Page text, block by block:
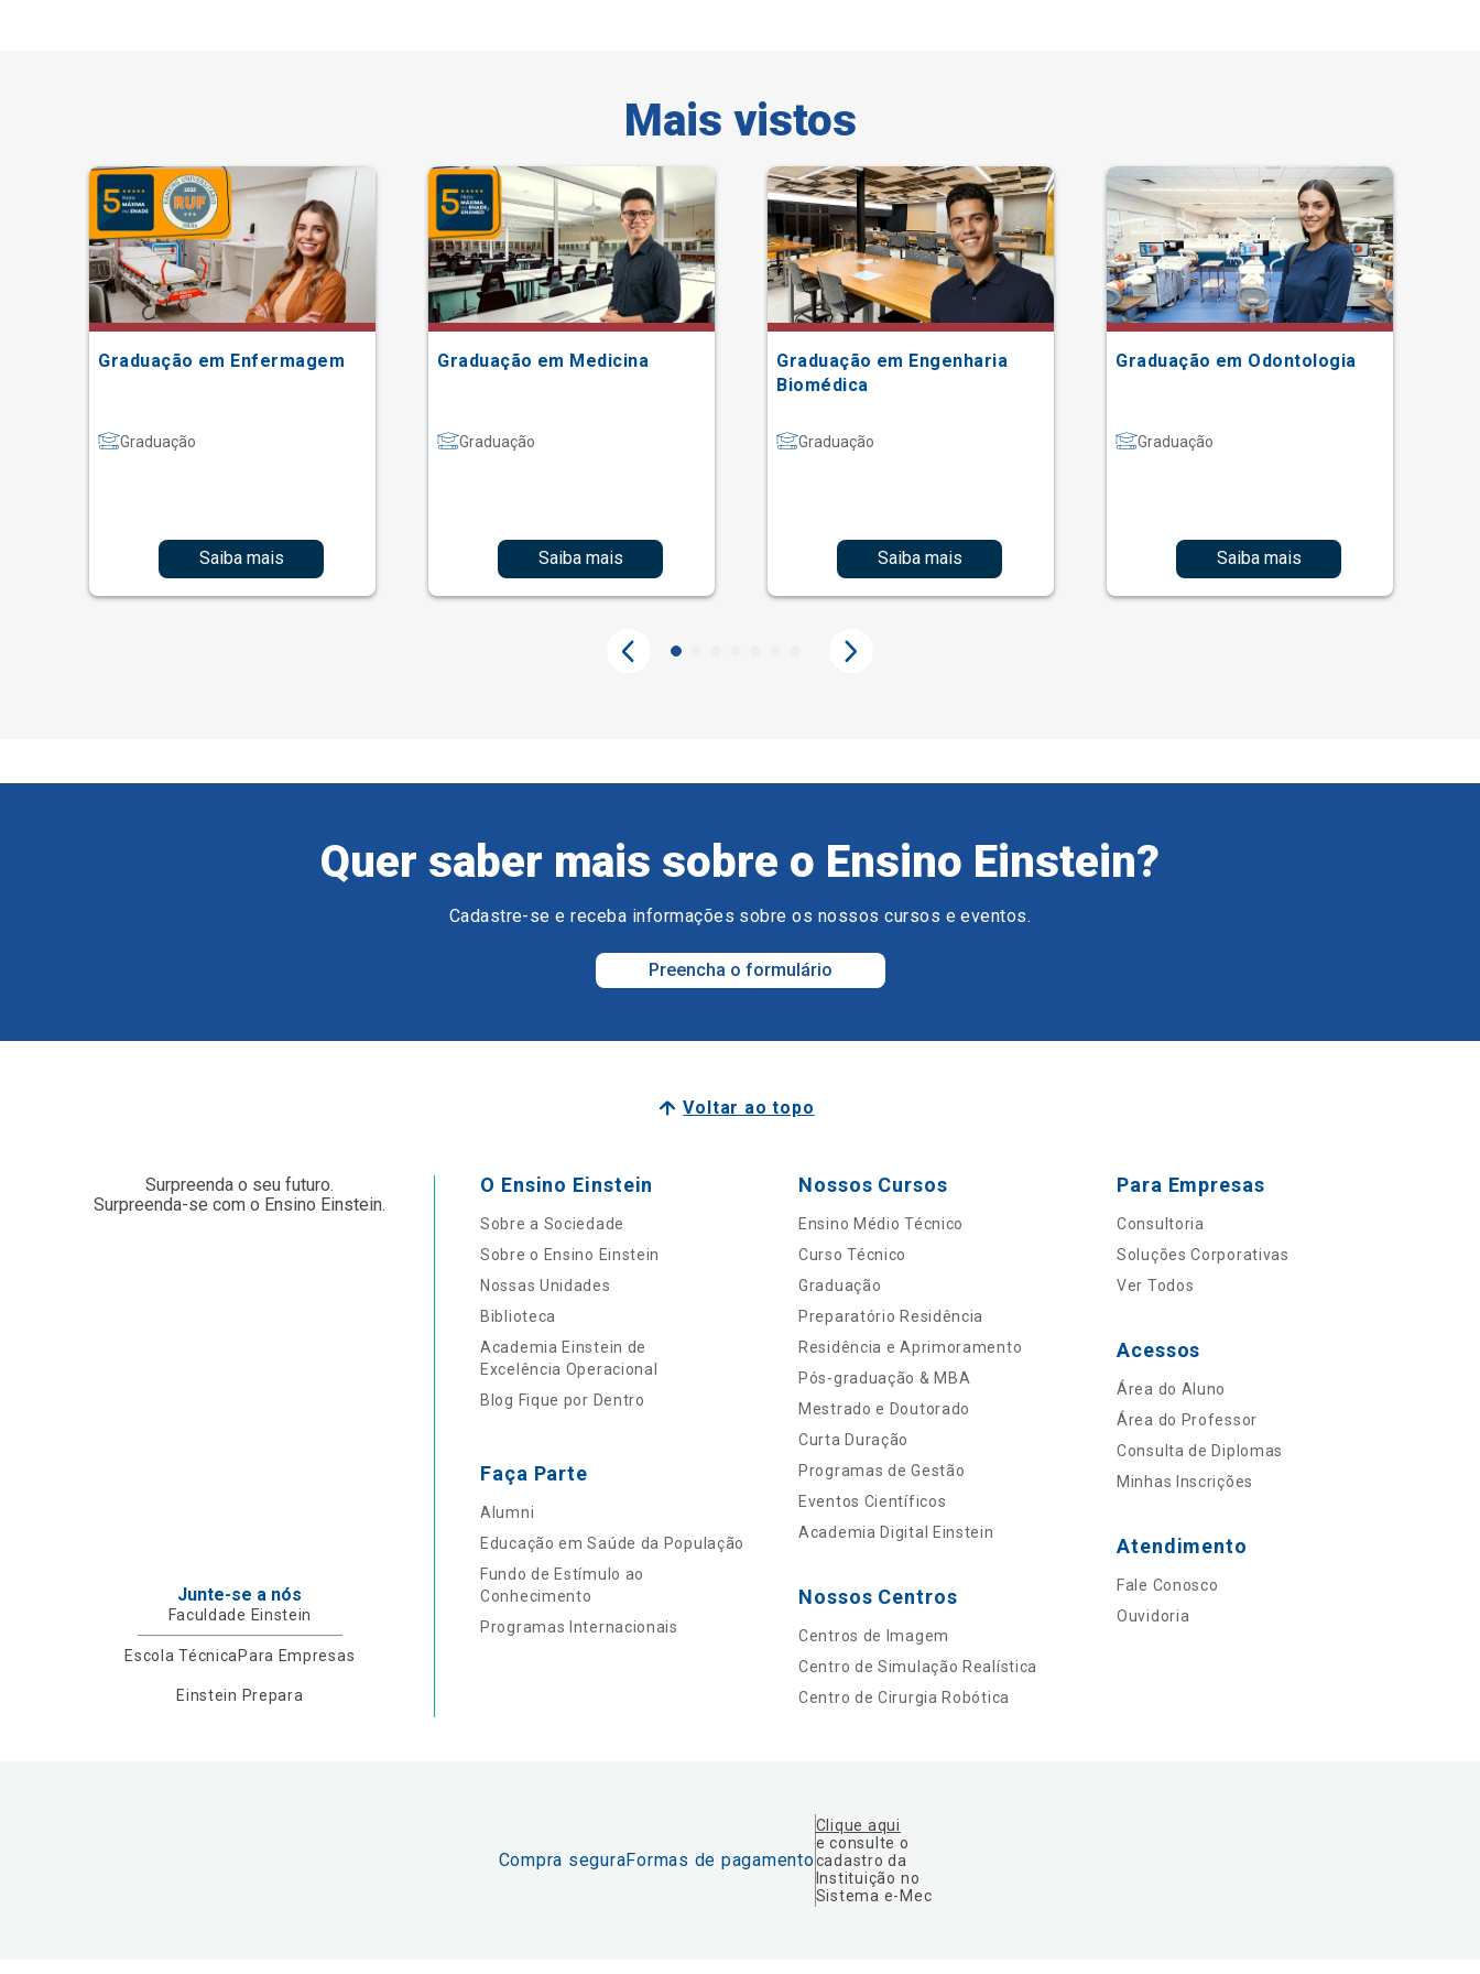
Mais vistos
Graduação em Enfermagem
Graduação
Saiba mais
Graduação em Medicina
Graduação
Saiba mais
Graduação em Engenharia
Biomédica
Graduação
Saiba mais
Graduação em Odontologia
Graduação
Saiba mais
Quer saber mais sobre o Ensino Einstein?
Cadastre-se e receba informações sobre os nossos cursos e eventos.
Preencha o formulário
Voltar ao topo
Surpreenda o seu futuro.
Surpreenda-se com o Ensino Einstein.
Junte-se a nós
Faculdade Einstein
Escola Técnica Para Empresas
Einstein Prepara
O Ensino Einstein
Sobre a Sociedade
Sobre o Ensino Einstein
Nossas Unidades
Biblioteca
Academia Einstein de
Excelência Operacional
Blog Fique por Dentro
Faça Parte
Alumni
Educação em Saúde da População
Fundo de Estímulo ao
Conhecimento
Programas Internacionais
Nossos Cursos
Ensino Médio Técnico
Curso Técnico
Graduação
Preparatório Residência
Residência e Aprimoramento
Pós-graduação & MBA
Mestrado e Doutorado
Curta Duração
Programas de Gestão
Eventos Científicos
Academia Digital Einstein
Nossos Centros
Centros de Imagem
Centro de Simulação Realística
Centro de Cirurgia Robótica
Para Empresas
Consultoria
Soluções Corporativas
Ver Todos
Acessos
Área do Aluno
Área do Professor
Consulta de Diplomas
Minhas Inscrições
Atendimento
Fale Conosco
Ouvidoria
Compra seguraFormas de pagamento
Clique aqui
e consulte o
cadastro da
Instituição no
Sistema e-Mec